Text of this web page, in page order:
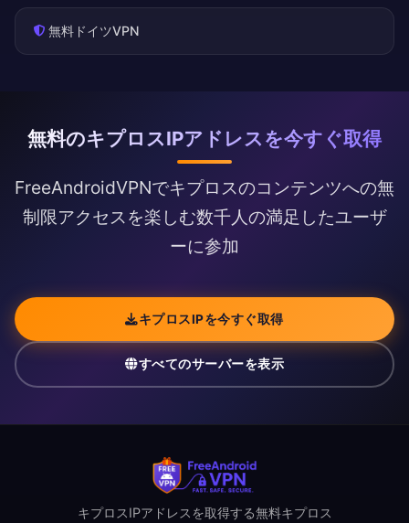
無料ドイツVPN
無料のキプロスIPアドレスを今すぐ取得
FreeAndroidVPNでキプロスのコンテンツへの無
制限アクセスを楽しむ数千人の満足したユーザ
ーに参加
キプロスIPを今すぐ取得
すべてのサーバーを表示
キプロスIPアドレスを取得する無料キプロス